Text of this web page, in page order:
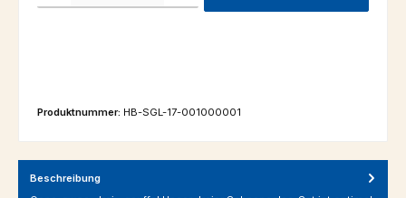
Produktnummer: HB-SGL-17-001000001
Beschreibung